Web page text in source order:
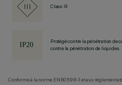
Class III
Protégé contre la pénétration de
contre la pénétration de liquides.
Conforme à la norme EN60598-1 et aux